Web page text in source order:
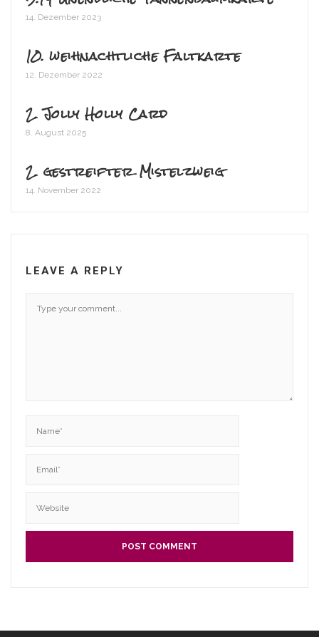
14. Dezember 2023
10. weihnachtliche Faltkarte
12. Dezember 2022
2. Jolly Holly Card
8. August 2025
2. gestreifter Mistelzweig
14. November 2022
LEAVE A REPLY